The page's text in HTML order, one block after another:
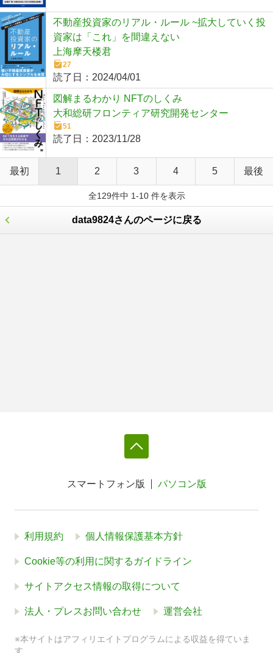
不動産投資家のリアル・ルール ~拡大していく投
資家は「これ」を間違えない
上海摩天楼君
27
読了日： 2024/04/01
図解まるわかり NFTのしくみ
大和総研フロンティア研究開発センター
51
読了日： 2023/11/28
最初 1 2 3 4 5 最後
全129件中 1-10 件を表示
data9824さんのページに戻る
スマートフォン版 パソコン版
利用規約 個人情報保護基本方針
Cookie等の利用に関するガイドライン
サイトアクセス情報の取得について
法人・プレスお問い合わせ 運営会社
※本サイトはアフィリエイトプログラムによる収益を得ていま
す